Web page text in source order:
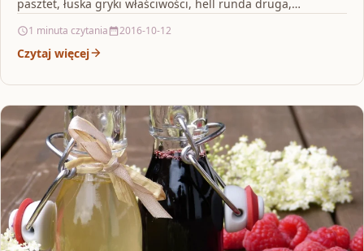
pasztet, łuska gryki właściwości, hell runda druga,…
1 minuta czytania 2016-10-12
Czytaj więcej